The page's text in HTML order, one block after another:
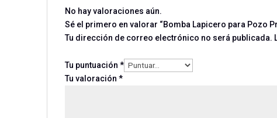
No hay valoraciones aún.
Sé el primero en valorar “Bomba Lapicero para Pozo
Tu dirección de correo electrónico no será publicada.
Tu puntuación *
Tu valoración *